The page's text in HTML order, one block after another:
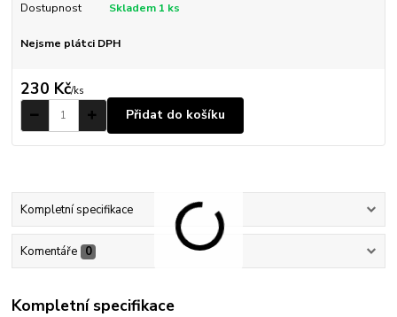
Dostupnost Skladem 1 ks
Nejsme plátci DPH
230 Kč/ks
Přidat do košíku
Kompletní specifikace
Komentáře 0
Kompletní specifikace